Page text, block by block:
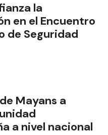
la
en el Encuentro
de Seguridad
Mayans a
a nivel nacional